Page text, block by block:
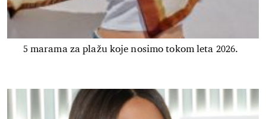
5 marama za plažu koje nosimo tokom leta 2026.